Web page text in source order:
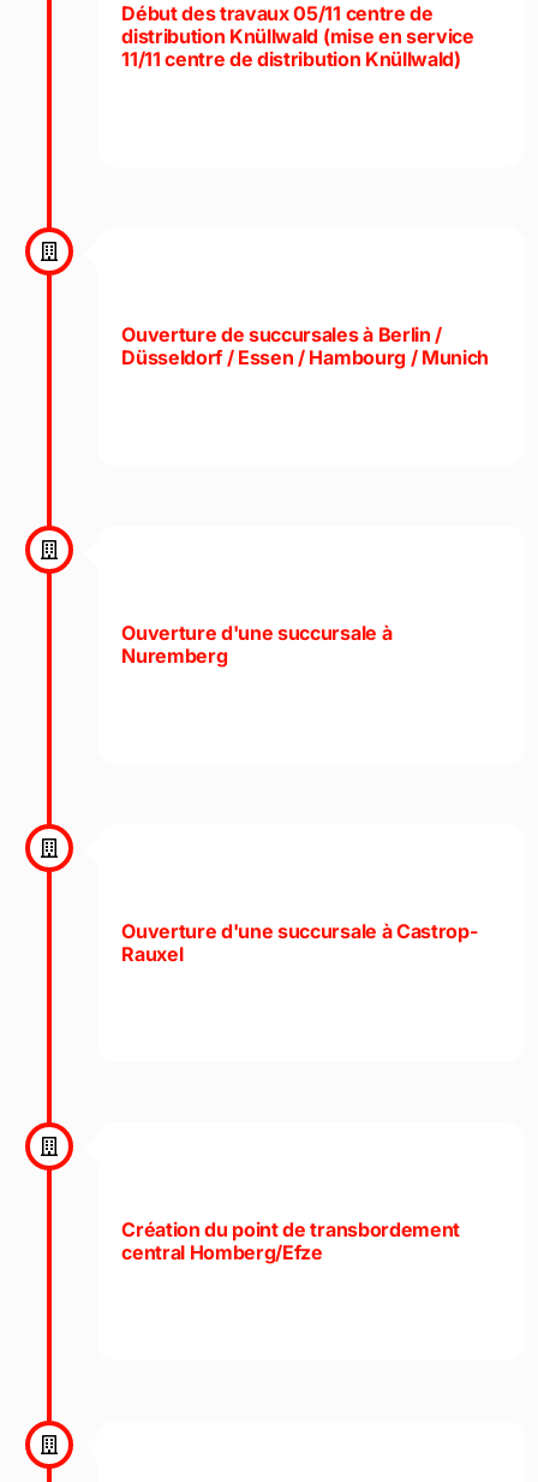
Début des travaux 05/11 centre de
distribution Knüllwald (mise en service
11/11 centre de distribution Knüllwald)
Ouverture de succursales à Berlin /
Düsseldorf / Essen / Hambourg / Munich
Ouverture d'une succursale à
Nuremberg
Ouverture d'une succursale à Castrop-
Rauxel
Création du point de transbordement
central Homberg/Efze